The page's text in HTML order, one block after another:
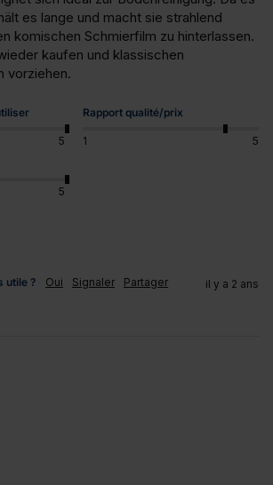
es lange und macht sie strahlend
komischen Schmierfilm zu hinterlassen.
kaufen und klassischen
vorziehen.
5
Rapport qualité/prix
1
5
5
utile ? Oui Signaler Partager il y a 2 ans